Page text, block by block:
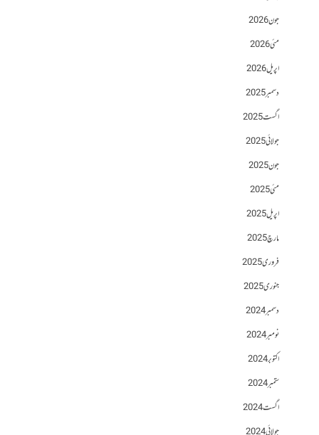
جون 2026
مئی 2026
اپریل 2026
دسمبر 2025
اگست 2025
جولائی 2025
جون 2025
مئی 2025
اپریل 2025
مارچ 2025
فروری 2025
جنوری 2025
دسمبر 2024
نومبر 2024
اکتوبر 2024
ستمبر 2024
اگست 2024